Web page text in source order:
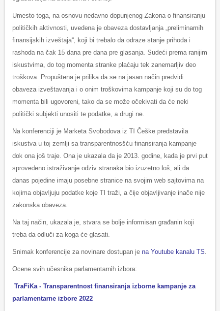
Umesto toga, na osnovu nedavno dopunjenog Zakona o finansiranju
političkih aktivnosti, uvedena je obaveza dostavljanja „preliminarnih
finansijskih izveštaja“, koji bi trebalo da odraze stanje prihoda i
rashoda na čak 15 dana pre dana pre glasanja. Sudeći prema ranijim
iskustvima, do tog momenta stranke plaćaju tek zanemarljiv deo
troškova. Propuštena je prilika da se na jasan način predvidi
obaveza izveštavanja i o onim troškovima kampanje koji su do tog
momenta bili ugovoreni, tako da se može očekivati da će neki
politički subjekti unositi te podatke, a drugi ne.
Na konferenciji je Marketa Svobodova iz TI Češke predstavila
iskustva u toj zemlji sa transparentnosšću finansiranja kampanje
dok ona još traje. Ona je ukazala da je 2013. godine, kada je prvi put
sprovedeno istraživanje odziv stranaka bio izuzetno loš, ali da
danas pojedine imaju posebne stranice na svojim web sajtovima na
kojima objavljuju podatke koje TI traži, a čije objavljivanje inače nije
zakonska obaveza.
Na taj način, ukazala je, stvara se bolje informisan građanin koji
treba da odluči za koga će glasati.
Snimak konferencije za novinare dostupan je na Youtube kanalu TS
Ocene svih učesnika parlamentarnih izbora:
TraFiKa - Transparentnost finansiranja izborne kampanje za
parlamentarne izbore 2022